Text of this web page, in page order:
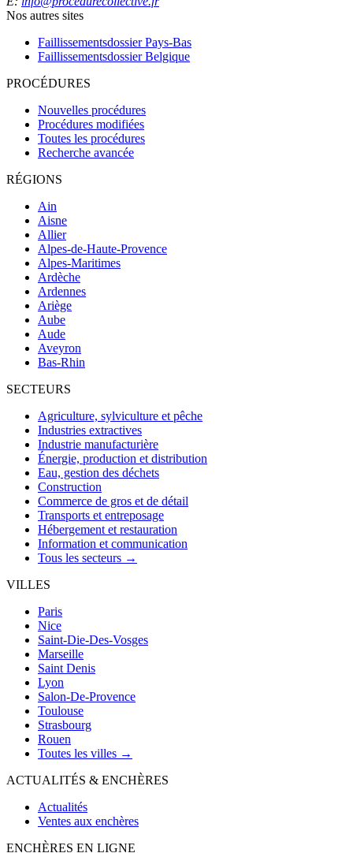
Nos autres sites
Faillissementsdossier Pays-Bas
Faillissementsdossier Belgique
PROCÉDURES
Nouvelles procédures
Procédures modifiées
Toutes les procédures
Recherche avancée
RÉGIONS
Ain
Aisne
Allier
Alpes-de-Haute-Provence
Alpes-Maritimes
Ardèche
Ardennes
Ariège
Aube
Aude
Aveyron
Bas-Rhin
SECTEURS
Agriculture, sylviculture et pêche
Industries extractives
Industrie manufacturière
Énergie, production et distribution
Eau, gestion des déchets
Construction
Commerce de gros et de détail
Transports et entreposage
Hébergement et restauration
Information et communication
Tous les secteurs →
VILLES
Paris
Nice
Saint-Die-Des-Vosges
Marseille
Saint Denis
Lyon
Salon-De-Provence
Toulouse
Strasbourg
Rouen
Toutes les villes →
ACTUALITÉS & ENCHÈRES
Actualités
Ventes aux enchères
ENCHÈRES EN LIGNE